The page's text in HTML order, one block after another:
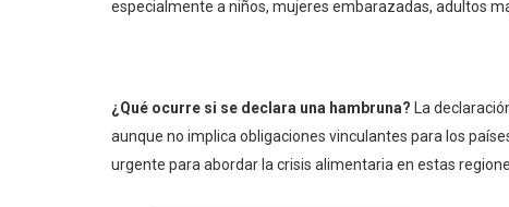
especialmente a niños, mujeres embarazadas, adultos
¿Qué ocurre si se declara una hambruna? La
aunque no implica obligaciones vinculantes para los
urgente para abordar la crisis alimentaria en estas